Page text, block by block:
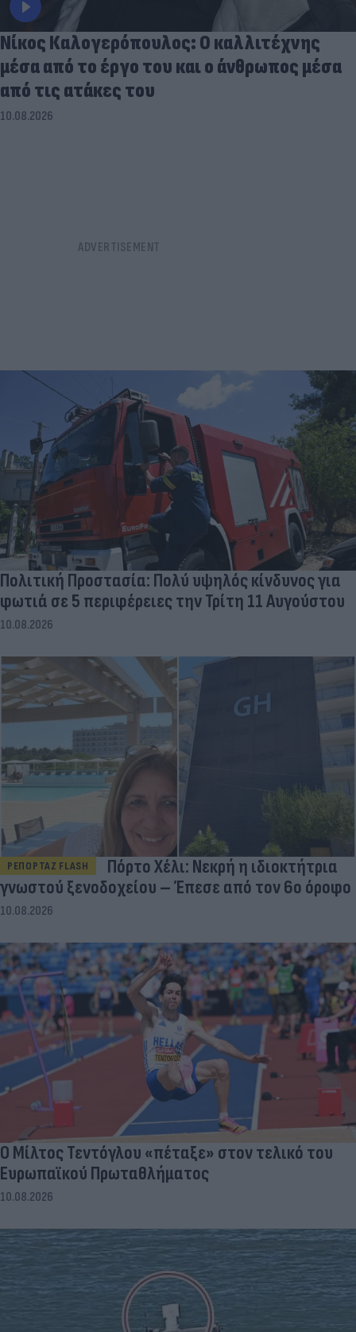
Νίκος Καλογερόπουλος: Ο καλλιτέχνης
μέσα από το έργο του και ο άνθρωπος μέσα
από τις ατάκες του
10.08.2026
Πολιτική Προστασία: Πολύ υψηλός κίνδυνος για
φωτιά σε 5 περιφέρειες την Τρίτη 11 Αυγούστου
10.08.2026
ΡΕΠΟΡΤΑΖ FLASH
Πόρτο Χέλι: Νεκρή η ιδιοκτήτρια
γνωστού ξενοδοχείου – Έπεσε από τον 6ο όροφο
10.08.2026
Ο Μίλτος Τεντόγλου «πέταξε» στον τελικό του
Ευρωπαϊκού Πρωταθλήματος
10.08.2026